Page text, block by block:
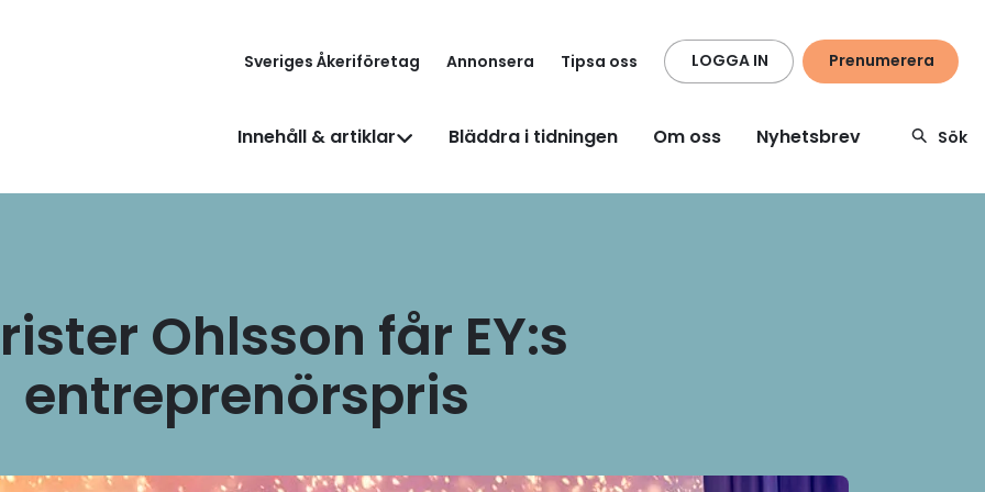
Sveriges Åkeriföretag Annonsera Tipsa oss LOGGA IN Prenumerera
Innehåll & artiklar Bläddra i tidningen Om oss Nyhetsbrev Sök
Ohlsson får EY:s
entreprenörspris